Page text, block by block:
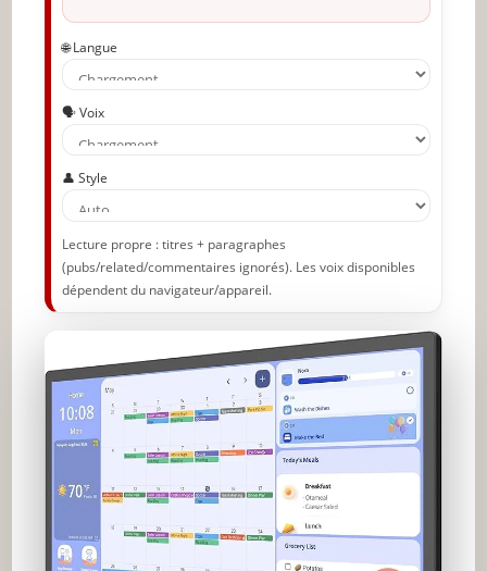
🌐 Langue
🗣️ Voix
👤 Style
Lecture propre : titres + paragraphes
(pubs/related/commentaires ignorés). Les voix disponibles
dépendent du navigateur/appareil.